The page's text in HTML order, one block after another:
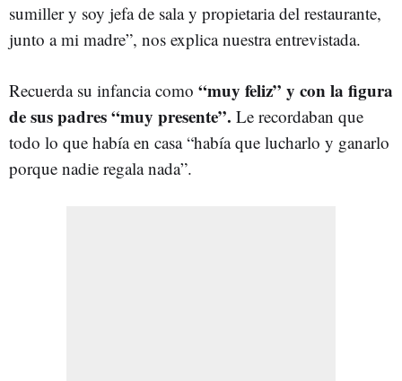
sumiller y soy jefa de sala y propietaria del restaurante,
junto a mi madre”, nos explica nuestra entrevistada.
Recuerda su infancia como “muy feliz” y con la figura
de sus padres “muy presente”. Le recordaban que
todo lo que había en casa “había que lucharlo y ganarlo
porque nadie regala nada”.